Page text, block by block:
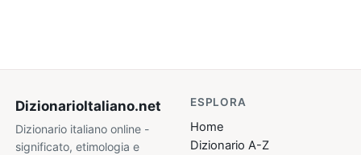
DizionarioItaliano.net
Dizionario italiano online -
significato, etimologia e
ESPLORA
Home
Dizionario A-Z